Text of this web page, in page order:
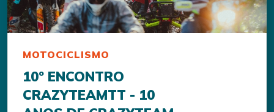
MOTOCICLISMO
10º ENCONTRO
CRAZYTEAMTT - 10